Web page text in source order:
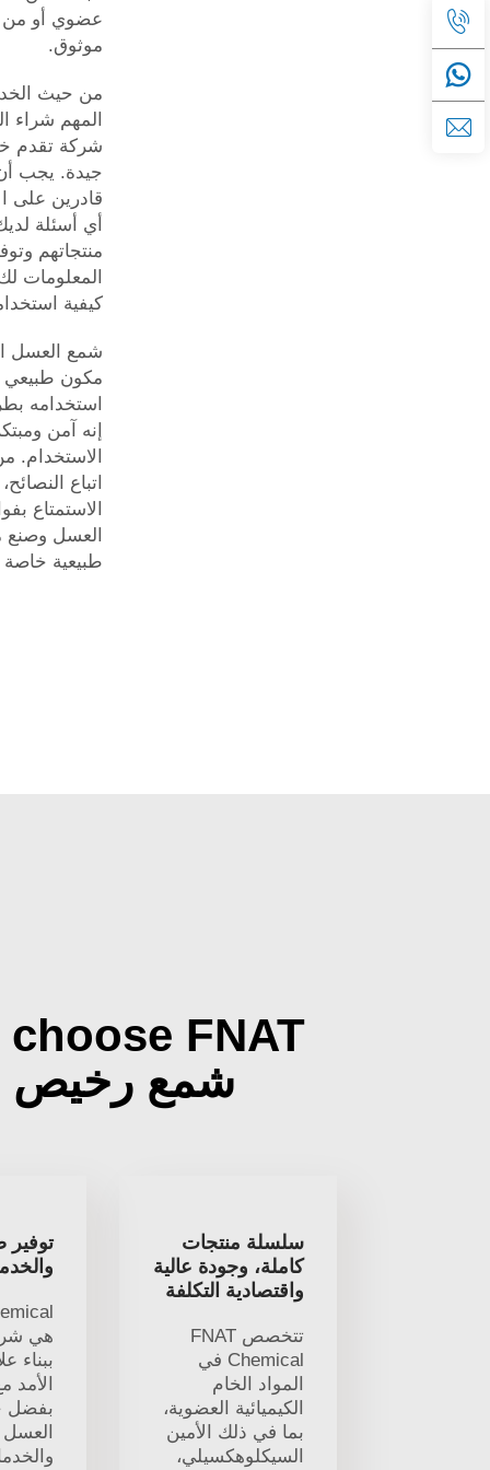
عضوي أو
موثوق.
من حيث
المهم شراء
شركة تقدم
جيدة. يجب
قادرين على
أي أسئلة
منتجاتهم
المعلومات
كيفية
شمع العسل
مكون طبيعي
استخدامه
إنه آمن
الاستخدام.
اتباع
الاستمتاع
العسل وصنع
طبيعية
FNAT
شمع رخيص
سلسلة منتجات
كاملة، وجودة عالية
واقتصادية التكلفة
تتخصص FNAT
Chemical في
المواد الخام
الكيميائية العضوية،
بما في ذلك الأمين
السيكلوهكسيلي،
توفير
هي
ببناء
الأمد
بفضل